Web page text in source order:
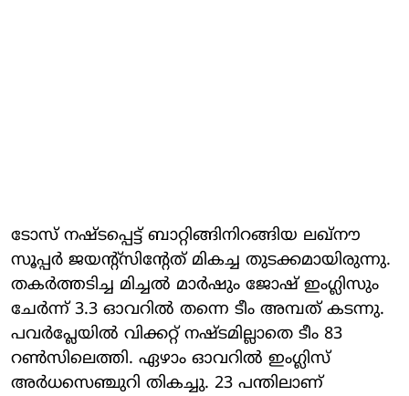
ടോസ് നഷ്ടപ്പെട്ട് ബാറ്റിങ്ങിനിറങ്ങിയ ലഖ്നൗ
സൂപ്പര്‍ ജയന്റ്സിന്റേത് മികച്ച തുടക്കമായിരുന്നു.
തകര്‍ത്തടിച്ച മിച്ചല്‍ മാര്‍ഷും ജോഷ് ഇംഗ്ലിസും
ചേര്‍ന്ന് 3.3 ഓവറില്‍ തന്നെ ടീം അമ്പത് കടന്നു.
പവര്‍പ്ലേയില്‍ വിക്കറ്റ് നഷ്ടമില്ലാതെ ടീം 83
റണ്‍സിലെത്തി. ഏഴാം ഓവറില്‍ ഇംഗ്ലിസ്
അര്‍ധസെഞ്ചുറി തികച്ചു. 23 പന്തിലാണ്